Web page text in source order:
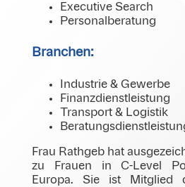
Executive Search
Personalberatung
Branchen:
Industrie & Gewerbe
Finanzdienstleistung
Transport & Logistik
Frau Rathgeb hat
zu Frauen in C-Level
Europa. Sie ist Mitglied